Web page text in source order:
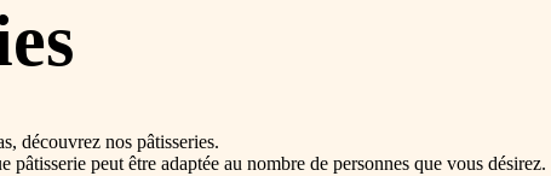
découvrez nos pâtisseries.
peut être adaptée au nombre de personnes que vous désirez.